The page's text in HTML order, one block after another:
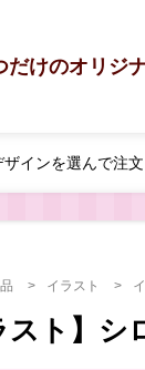
だけのオリジ
ザインを選んで注文
イラスト
スト】